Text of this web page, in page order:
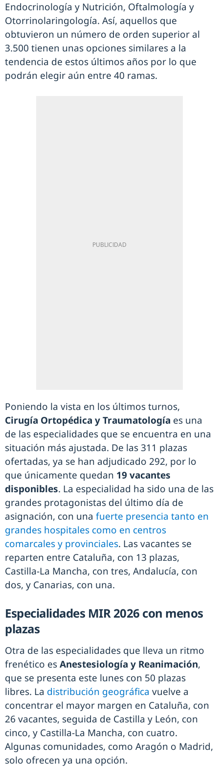
Endocrinología y Nutrición, Oftalmología y
Otorrinolaringología. Así, aquellos que
obtuvieron un número de orden superior al
3.500 tienen unas opciones similares a la
tendencia de estos últimos años por lo que
podrán elegir aún entre 40 ramas.
Poniendo la vista en los últimos turnos,
Cirugía Ortopédica y Traumatología es una
de las especialidades que se encuentra en una
situación más ajustada. De las 311 plazas
ofertadas, ya se han adjudicado 292, por lo
que únicamente quedan 19 vacantes
disponibles. La especialidad ha sido una de las
grandes protagonistas del último día de
asignación, con una fuerte presencia tanto en
grandes hospitales como en centros
comarcales y provinciales. Las vacantes se
reparten entre Cataluña, con 13 plazas,
Castilla-La Mancha, con tres, Andalucía, con
dos, y Canarias, con una.
Especialidades MIR 2026 con menos
plazas
Otra de las especialidades que lleva un ritmo
frenético esAnestesiología y Reanimación,
que se presenta este lunes con 50 plazas
libres. La distribución geográfica vuelve a
concentrar el mayor margen en Cataluña, con
26 vacantes, seguida de Castilla y León, con
cinco, y Castilla-La Mancha, con cuatro.
Algunas comunidades, como Aragón o Madrid,
solo ofrecen ya una opción.